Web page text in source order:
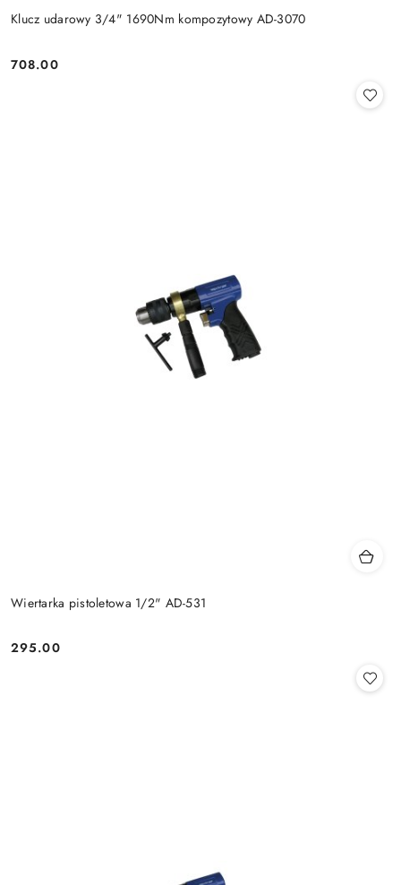
Klucz udarowy 3/4" 1690Nm kompozytowy AD-3070
Cena:
708.00
Wiertarka pistoletowa 1/2" AD-531
Cena:
295.00